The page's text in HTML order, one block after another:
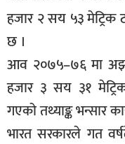
हजार २ सय ५३ मेट्रिक
छ ।
आव २०७५–७६ मा
हजार ३ सय ३१
गएको तथ्याङ्क भन्सार
भारत सरकारले गत